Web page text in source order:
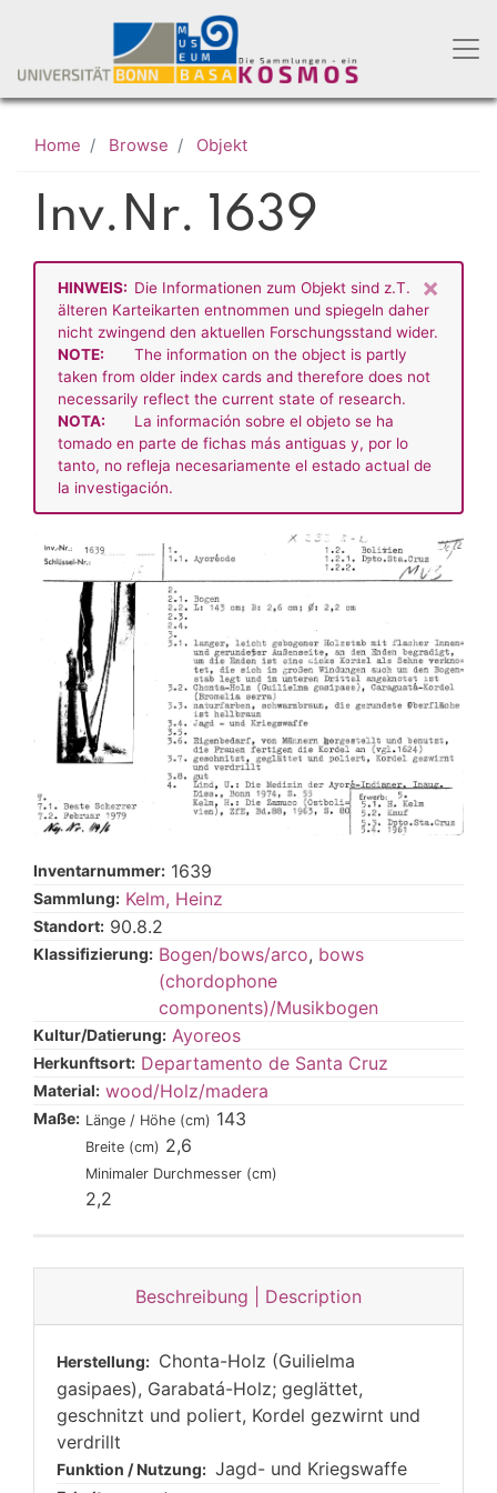
main
content
Home Browse Objekt
Inv.Nr. 1639
×
HINWEIS: Die Informationen zum Objekt sind z.T.
älteren Karteikarten entnommen und spiegeln daher
nicht zwingend den aktuellen Forschungsstand wider.
NOTE:
The information on the object is partly
taken from older index cards and therefore does not
necessarily reflect the current state of research.
NOTA:
La información sobre el objeto se ha
tomado en parte de fichas más antiguas y, por lo
tanto, no refleja necesariamente el estado actual de
la investigación.
Inventarnummer: 1639
Sammlung: Kelm, Heinz
Standort: 90.8.2
Klassifizierung: Bogen/bows/arco, bows
(chordophone
components)/Musikbogen
Kultur/Datierung: Ayoreos
Herkunftsort: Departamento de Santa Cruz
Material: wood/Holz/madera
Maße: Länge / Höhe (cm) 143
Breite (cm) 2,6
Minimaler Durchmesser (cm)
2,2
Beschreibung | Description
Herstellung: Chonta-Holz (Guilielma
gasipaes), Garabatá-Holz; geglättet,
geschnitzt und poliert, Kordel gezwirnt und
verdrillt
Funktion / Nutzung: Jagd- und Kriegswaffe